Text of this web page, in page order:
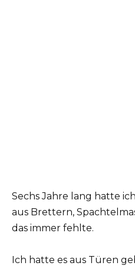
Sechs Jahre lang hatte
aus Brettern,
das immer fehlte.
Ich hatte es aus Türen